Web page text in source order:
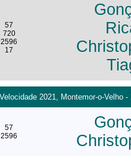
57
720
2596
17
2021, Montemor-o-Velho
57
2596